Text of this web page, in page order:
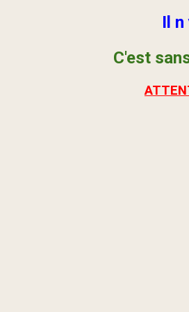
Il
C'est